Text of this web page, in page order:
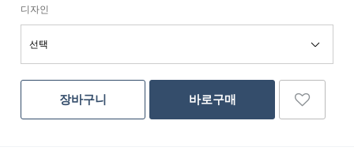
디자인
장바구니 바로구매